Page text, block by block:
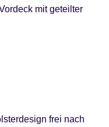
mit geteilter
frei nach